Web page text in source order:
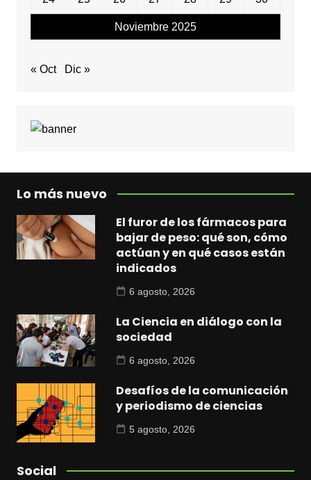
Noviembre 2025
« Oct Dic »
Lo más nuevo
El furor de los fármacos para
bajar de peso: qué son, cómo
actúan y en qué casos están
indicados
6 agosto, 2026
La Ciencia en diálogo con la
sociedad
6 agosto, 2026
Desafíos de la comunicación
y periodismo de ciencias
5 agosto, 2026
Social